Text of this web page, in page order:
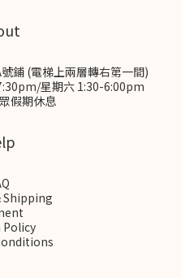
鋪 (電梯上兩層轉右第一間)
星期六 1:30-6:00pm
假期休息
Shipping
Policy